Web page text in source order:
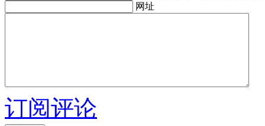
网址
订阅评论